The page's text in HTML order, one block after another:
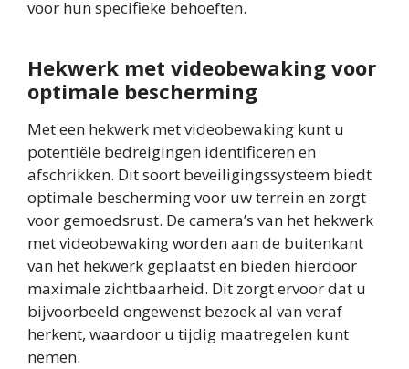
voor hun specifieke behoeften.
Hekwerk met videobewaking voor
optimale bescherming
Met een hekwerk met videobewaking kunt u
potentiële bedreigingen identificeren en
afschrikken. Dit soort beveiligingssysteem biedt
optimale bescherming voor uw terrein en zorgt
voor gemoedsrust. De camera’s van het hekwerk
met videobewaking worden aan de buitenkant
van het hekwerk geplaatst en bieden hierdoor
maximale zichtbaarheid. Dit zorgt ervoor dat u
bijvoorbeeld ongewenst bezoek al van veraf
herkent, waardoor u tijdig maatregelen kunt
nemen.